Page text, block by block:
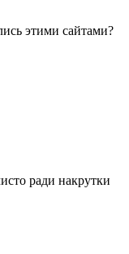
этими сайтами?
ради накрутки